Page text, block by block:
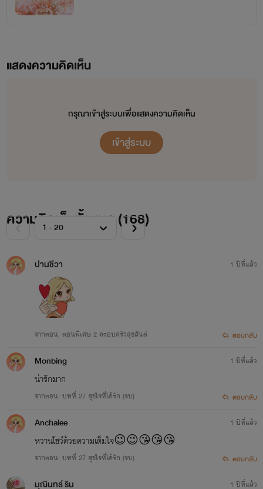
แสดงความคิดเห็น
กรุณาเข้าสู่ระบบเพื่อแสดงความคิดเห็น
เข้าสู่ระบบ
ความคิดเห็นทั้งหมด (168)
ปานชีวา
จากตอน: ตอนพิเศษ 2 ครอบครัวสุขสันต์
1 ปีที่แล้ว
ตอบกลับ
Monbing
น่ารักมาก
จากตอน: บทที่ 27 สุขใจที่ได้รัก (จบ)
1 ปีที่แล้ว
ตอบกลับ
Anchalee
หวานโชว์ด้วยความเต็มใจ😉😉😘😘😘
จากตอน: บทที่ 27 สุขใจที่ได้รัก (จบ)
1 ปีที่แล้ว
ตอบกลับ
มุณินทธ์ ริน 1 ปีที่แล้ว